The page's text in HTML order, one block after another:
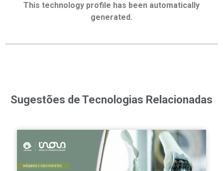
This technology profile has been automatically
generated.
Sugestões de Tecnologias Relacionadas